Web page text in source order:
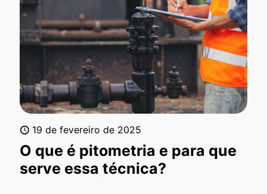
19 de fevereiro de 2025
O que é pitometria e para que
serve essa técnica?